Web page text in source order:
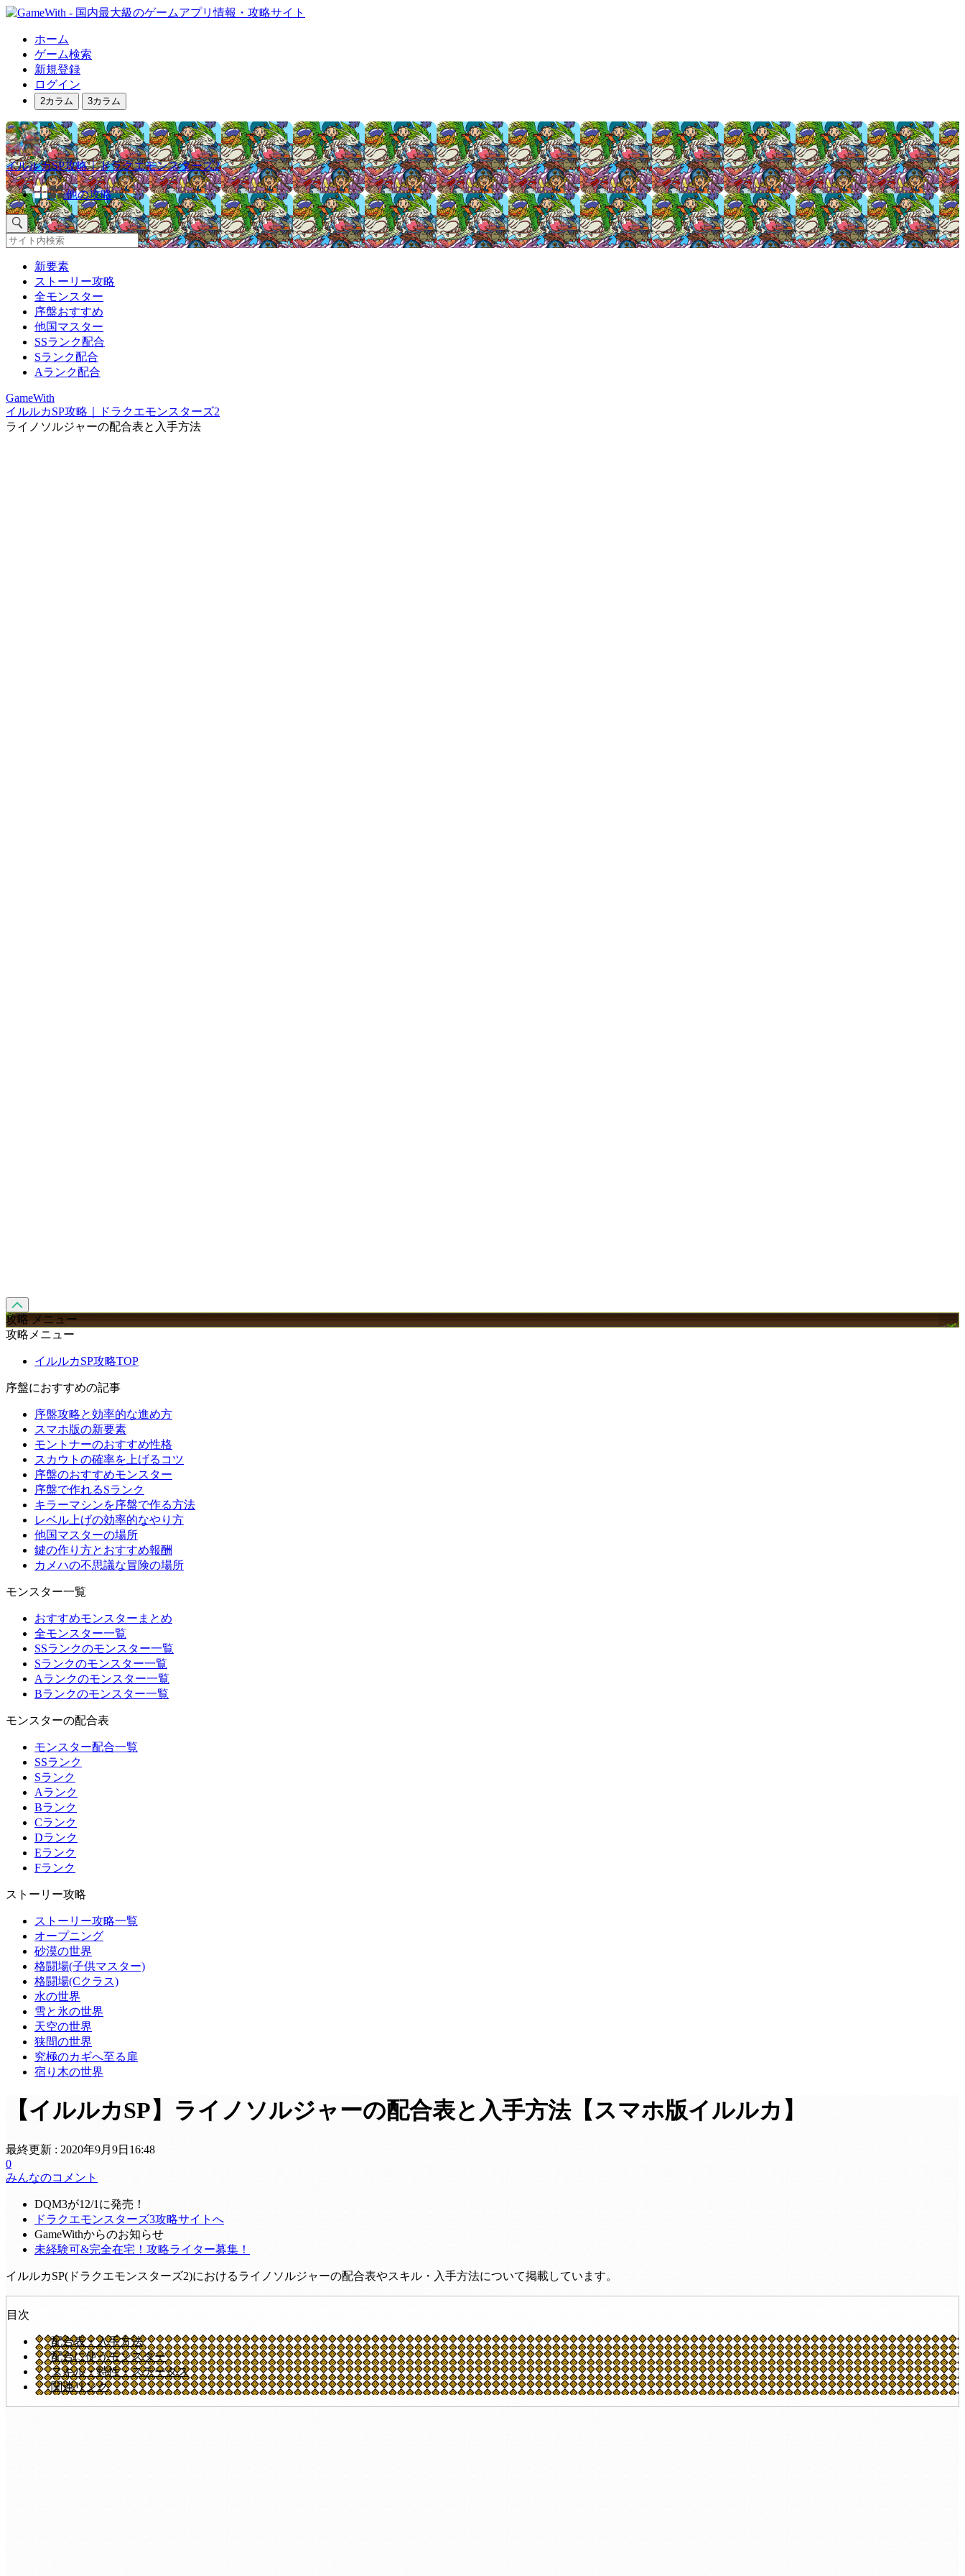
ホーム
ゲーム検索
新規登録
ログイン
2カラム 3カラム
イルルカSP攻略｜ドラクエモンスターズ2
他の攻略
新要素
ストーリー攻略
全モンスター
序盤おすすめ
他国マスター
SSランク配合
Sランク配合
Aランク配合
GameWith
イルルカSP攻略｜ドラクエモンスターズ2
ライノソルジャーの配合表と入手方法
攻略 メニュー
攻略メニュー
イルルカSP攻略TOP
序盤におすすめの記事
序盤攻略と効率的な進め方
スマホ版の新要素
モントナーのおすすめ性格
スカウトの確率を上げるコツ
序盤のおすすめモンスター
序盤で作れるSランク
キラーマシンを序盤で作る方法
レベル上げの効率的なやり方
他国マスターの場所
鍵の作り方とおすすめ報酬
カメハの不思議な冒険の場所
モンスター一覧
おすすめモンスターまとめ
全モンスター一覧
SSランクのモンスター一覧
Sランクのモンスター一覧
Aランクのモンスター一覧
Bランクのモンスター一覧
モンスターの配合表
モンスター配合一覧
SSランク
Sランク
Aランク
Bランク
Cランク
Dランク
Eランク
Fランク
ストーリー攻略
ストーリー攻略一覧
オープニング
砂漠の世界
格闘場(子供マスター)
格闘場(Cクラス)
水の世界
雪と氷の世界
天空の世界
狭間の世界
究極のカギへ至る扉
宿り木の世界
【イルルカSP】ライノソルジャーの配合表と入手方法【スマホ版イルルカ】
最終更新 : 2020年9月9日16:48
0
みんなのコメント
DQM3が12/1に発売！
ドラクエモンスターズ3攻略サイトへ
GameWithからのお知らせ
未経験可&完全在宅！攻略ライター募集！
イルルカSP(ドラクエモンスターズ2)におけるライノソルジャーの配合表やスキル・入手方法について掲載しています。
目次
配合表・入手方法
配合に使うモンスター
スキル・特性・ステータス
関連リンク